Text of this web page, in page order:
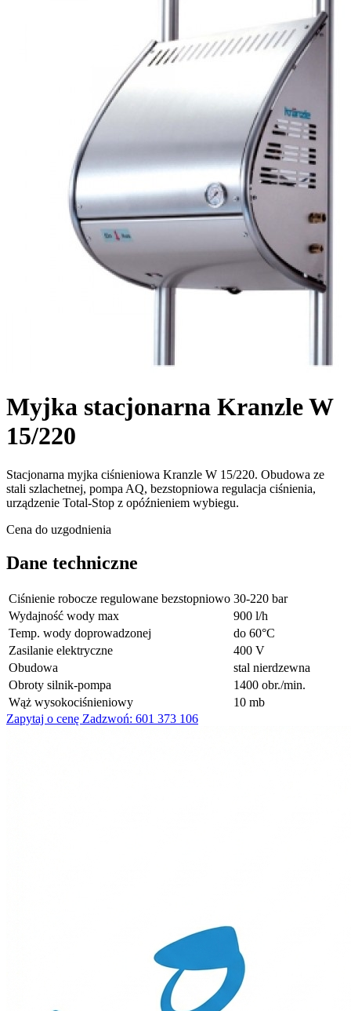
Myjka stacjonarna Kranzle W
15/220
Stacjonarna myjka ciśnieniowa Kranzle W 15/220. Obudowa ze
stali szlachetnej, pompa AQ, bezstopniowa regulacja ciśnienia,
urządzenie Total-Stop z opóźnieniem wybiegu.
Cena do uzgodnienia
Dane techniczne
Ciśnienie robocze regulowane bezstopniowo 30-220 bar
Wydajność wody max
900 l/h
Temp. wody doprowadzonej
do 60°C
Zasilanie elektryczne
400 V
Obudowa
stal nierdzewna
Obroty silnik-pompa
1400 obr./min.
Wąż wysokociśnieniowy
10 mb
Zapytaj o cenę Zadzwoń: 601 373 106